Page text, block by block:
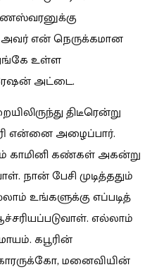
என் நெருக்கமான
உள்ள
அட்டை.
திடீரென்று
என்னை அழைப்பார்.
காமினி கண்கள் அகன்று
நான் பேசி முடித்ததும்
உங்களுக்கு எப்படித்
எல்லாம்
கபூரின்
மனைவியின்